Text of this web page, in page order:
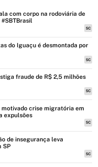
com corpo na rodoviária de
SC
do Iguaçu é desmontada por
SC
fraude de R$ 2,5 milhões
SC
crise migratória em
expulsões
SC
de insegurança leva
SP
SC